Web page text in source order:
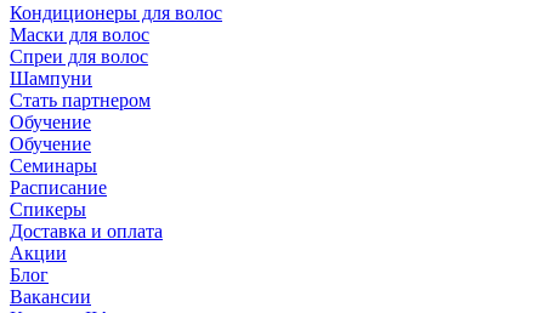
Кондиционеры для волос
Маски для волос
Спреи для волос
Шампуни
Стать партнером
Обучение
Обучение
Семинары
Расписание
Спикеры
Доставка и оплата
Акции
Блог
Вакансии